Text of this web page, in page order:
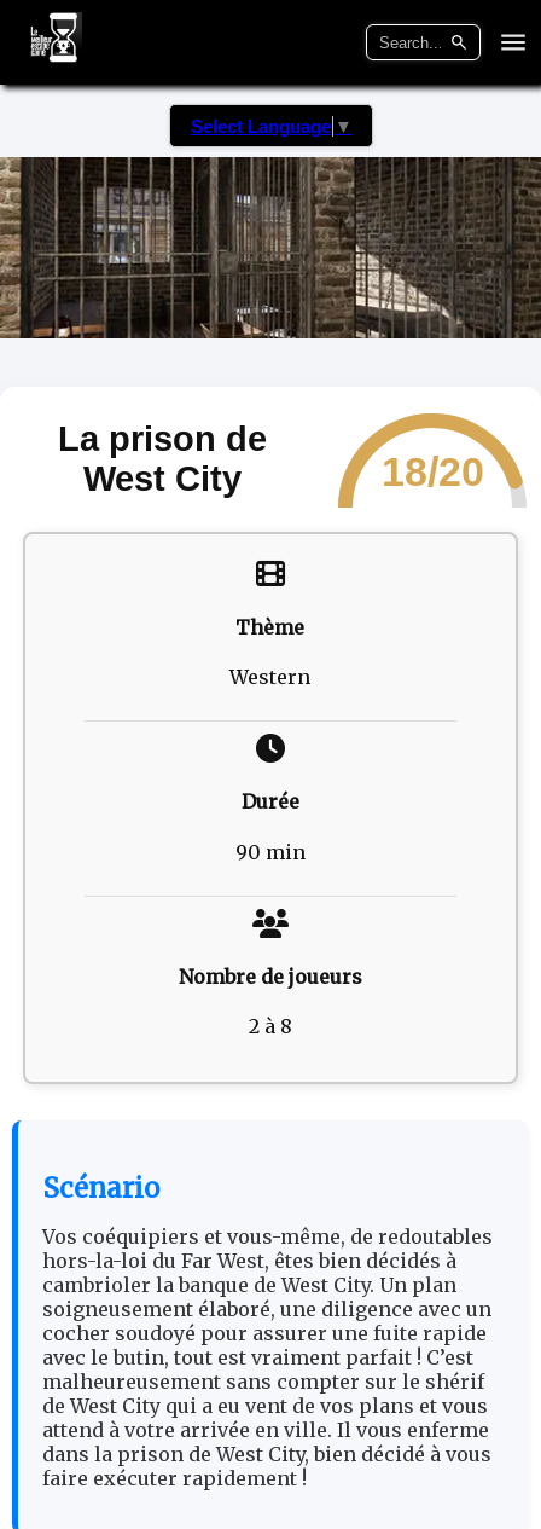
Select Language ▼
La prison de
West City
18/20
Thème
Western
Durée
90 min
Nombre de joueurs
2 à 8
Scénario
Vos coéquipiers et vous-même, de redoutables
hors-la-loi du Far West, êtes bien décidés à
cambrioler la banque de West City. Un plan
soigneusement élaboré, une diligence avec un
cocher soudoyé pour assurer une fuite rapide
avec le butin, tout est vraiment parfait ! C’est
malheureusement sans compter sur le shérif
de West City qui a eu vent de vos plans et vous
attend à votre arrivée en ville. Il vous enferme
dans la prison de West City, bien décidé à vous
faire exécuter rapidement !